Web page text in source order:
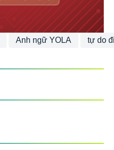
Anh ngữ YOLA tự do